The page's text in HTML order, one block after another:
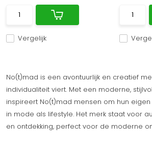
Vergelijk
No(t)mad is een avontuurlijk en creatief
individualiteit viert. Met een moderne,
inspireert No(t)mad mensen om hun
in mode als lifestyle. Het merk staat voor
en ontdekking, perfect voor de moderne